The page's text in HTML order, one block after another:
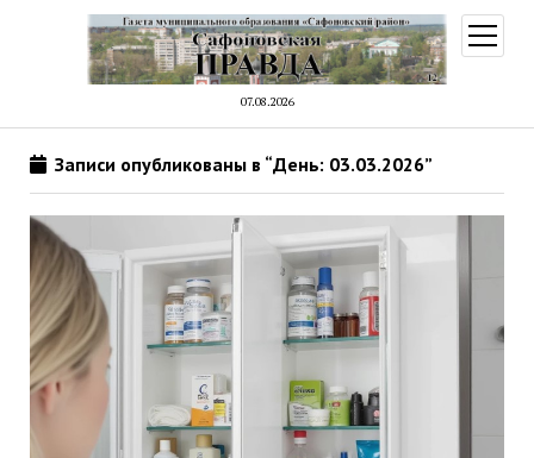
07.08.2026
меню
Записи опубликованы в “День: 03.03.2026”